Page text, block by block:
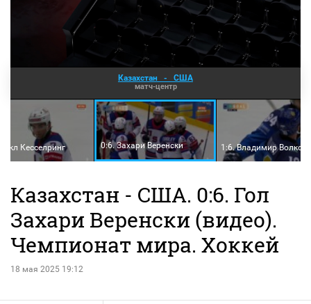
Казахстан - США
матч-центр
Кесселринг 0:6. Захари Веренски 1:6. Владимир Волков
Казахстан - США. 0:6. Гол
Захари Веренски (видео).
Чемпионат мира. Хоккей
18 мая 2025 19:12